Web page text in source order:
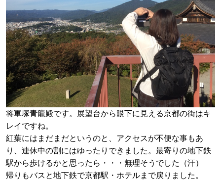
将軍塚青龍殿です。展望台から眼下に見える京都の街はキ
レイですね。
紅葉にはまだまだというのと、アクセスが不便な事もあ
り、連休中の割にはゆったりできました。最寄りの地下鉄
駅から歩けるかと思ったら・・・無理そうでした（汗）
帰りもバスと地下鉄で京都駅・ホテルまで戻りました。